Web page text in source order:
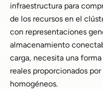
infraestructura para
de los recursos en el
con representaciones
almacenamiento
carga, necesita una
reales proporcionados
homogéneos.